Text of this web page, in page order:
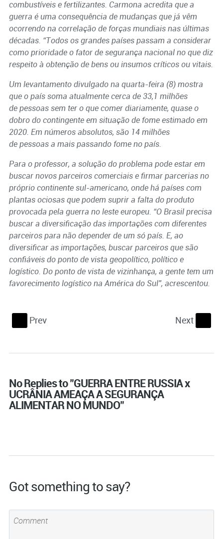
combustíveis e fertilizantes. Carmona acredita que a
guerra é uma consequência de mudanças que já vêm
ocorrendo na correlação de forças mundiais nas últimas
décadas. “Todos os grandes países passam a considerar
como prioridade o fator de segurança nacional no que diz
respeito à obtenção de bens ou insumos críticos ou vitais.
Um levantamento divulgado na quarta-feira (8) mostra
que o país soma atualmente cerca de 33,1 milhões
de pessoas sem ter o que comer diariamente, quase o
dobro do contingente em situação de fome estimado em
2020. Em números absolutos, são 14 milhões
de pessoas a mais passando fome no país.
Para o professor, a solução do problema pode estar em
buscar novos parceiros comerciais e firmar parcerias no
próprio continente sul-americano, onde há países com
plantas ociosas que podem suprir a falta do produto
provocada pela guerra no leste europeu. “O Brasil precisa
buscar a diversificação das importações com diferentes
parceiros para não depender de um só país. E, ao
diversificar as importações, buscar parceiros que são
confiáveis do ponto de vista geopolítico, político e
logístico. Do ponto de vista de vizinhança, a gente tem um
favorecimento logístico na América do Sul”, acrescentou.
Prev Next
No Replies to "GUERRA ENTRE RUSSIA x
UCRÂNIA AMEAÇA A SEGURANÇA
ALIMENTAR NO MUNDO"
Got something to say?